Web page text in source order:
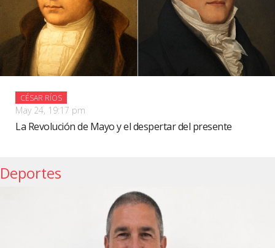
CÉSAR RÍOS
May 24, 19:17 pm
La Revolución de Mayo y el despertar del presente
Deportes